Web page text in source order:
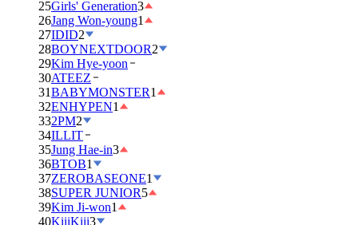
25Girls' Generation3
26Jang Won-young1
27IDID2
28BOYNEXTDOOR2
29Kim Hye-yoon
30ATEEZ
31BABYMONSTER1
32ENHYPEN1
332PM2
34ILLIT
35Jung Hae-in3
36BTOB1
37ZEROBASEONE1
38SUPER JUNIOR5
39Kim Ji-won1
40KiiiKiii3